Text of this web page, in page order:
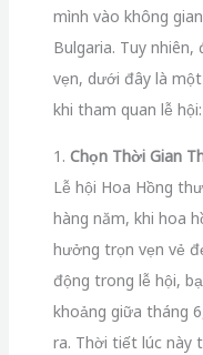
mình vào không
Bulgaria. Tuy
vẹn, dưới đây là
khi tham quan lễ hội:
1. Chọn Thời Gian
Lễ hội Hoa Hồng
hàng năm, khi hoa
hưởng trọn vẹn vẻ
động trong lễ hội,
khoảng giữa tháng
ra. Thời tiết lúc này